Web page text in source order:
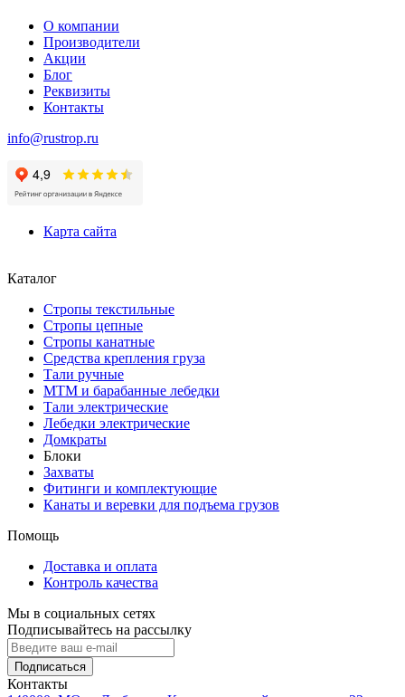
О компании
Производители
Акции
Блог
Реквизиты
Контакты
info@rustrop.ru
Карта сайта
Каталог
Стропы текстильные
Стропы цепные
Стропы канатные
Средства крепления груза
Тали ручные
МТМ и барабанные лебедки
Тали электрические
Лебедки электрические
Домкраты
Блоки
Захваты
Фитинги и комплектующие
Канаты и веревки для подъема грузов
Помощь
Доставка и оплата
Контроль качества
Мы в социальных сетях
Подписывайтесь на рассылку
Подписаться
Контакты